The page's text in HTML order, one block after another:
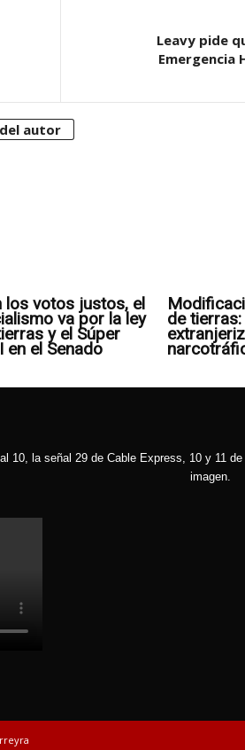
Leavy pide
Emergencia
autor
los votos justos, el
va por la ley
y el Súper
en el Senado
de
10, la señal 29 de Cable Express, 10 y 11
imagen.